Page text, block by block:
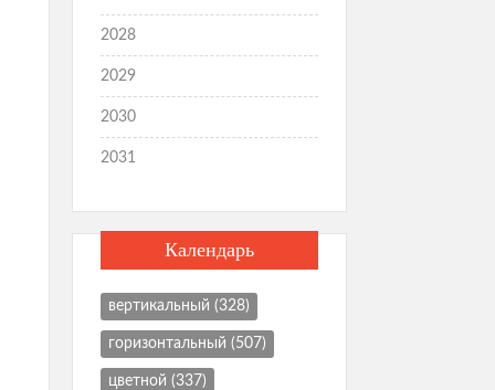
2028
2029
2030
2031
Календарь
вертикальный (328)
горизонтальный (507)
цветной (337)